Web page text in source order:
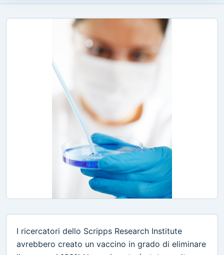
I ricercatori dello Scripps Research Institute
avrebbero creato un vaccino in grado di eliminare